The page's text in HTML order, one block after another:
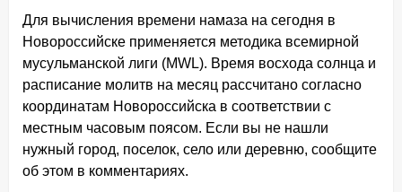
Для вычисления времени намаза на сегодня в
Новороссийске применяется методика всемирной
мусульманской лиги (MWL). Время восхода солнца и
расписание молитв на месяц рассчитано согласно
координатам Новороссийска в соответствии с
местным часовым поясом. Если вы не нашли
нужный город, поселок, село или деревню, сообщите
об этом в комментариях.